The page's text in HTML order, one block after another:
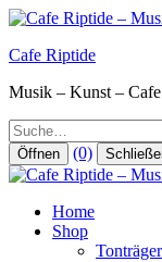
Zum
springen
Cafe Riptide
Musik – Kunst – Cafe
Suche
Öffnen (0)
Home
Shop
Tonträger